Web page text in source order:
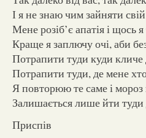
І я не знаю чим зайняти
Мене розіб’є апатія і щось я
Краще я заплючу очі, аби
Потрапити туди куди
Потрапити туди, де мене
Я повторюю те саме і мороз
Залишається лише йти туди
Приспів